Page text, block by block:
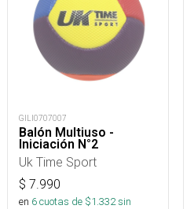
GILI0707007
Balón Multiuso -
Iniciación N°2
Uk Time Sport
$ 7.990
en 6cuotas de $1.332sin